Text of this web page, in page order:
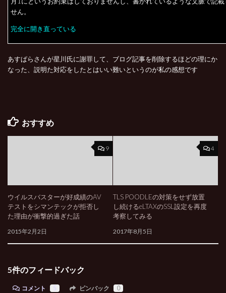
せん。
完全に開き直っている
あすぱらさんが星川氏に謝罪して、ブログ記事を削除するほどの理にか
なった、説明た対応をしたとはいい難いというのが私の感想です
おすすめ
9
ウイルスバスターが好成績のAV
テストをシマンテックが拒否し
た理由が衝撃的過ぎた話
2015年2月2日
4
TLS POODLEの対策をせず放置
し続けるeLTAXのSSL設定を再度
考察してみる
2017年8月5日
5件のフィードバック
コメント ピンバック 0